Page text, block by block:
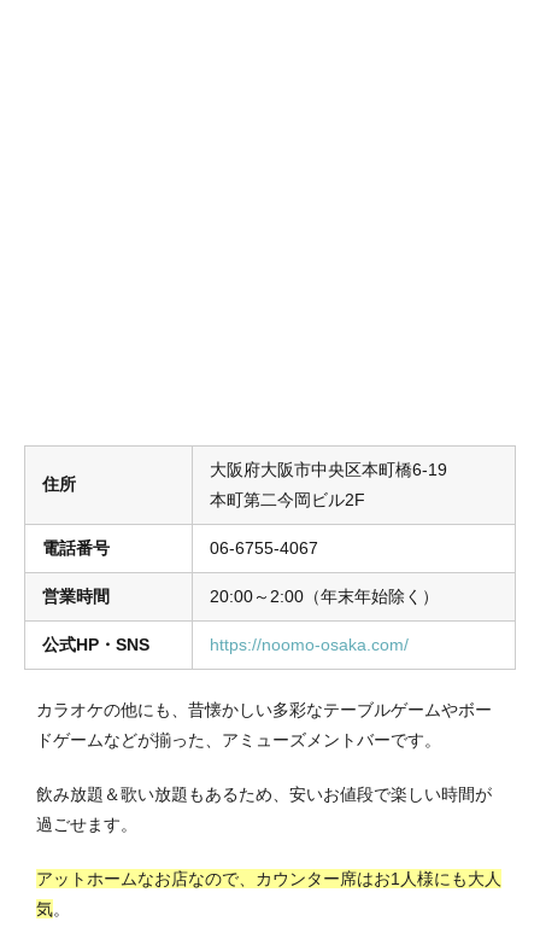
住所
大阪府大阪市中央区本町橋6-19
本町第二今岡ビル2F
電話番号 06-6755-4067
営業時間 20:00～2:00（年末年始除く）
公式HP・SNS https://noomo-osaka.com/
カラオケの他にも、昔懐かしい多彩なテーブルゲームやボー
ドゲームなどが揃った、アミューズメントバーです。
飲み放題＆歌い放題もあるため、安いお値段で楽しい時間が
過ごせます。
アットホームなお店なので、カウンター席はお1人様にも大人
気。